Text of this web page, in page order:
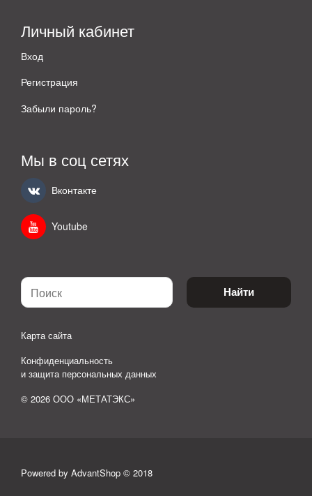
Личный кабинет
Вход
Регистрация
Забыли пароль?
Мы в соц сетях
Вконтакте
Youtube
Найти
Карта сайта
Конфиденциальность
и защита персональных данных
© 2026 ООО «МЕТАТЭКС»
Powered by AdvantShop © 2018